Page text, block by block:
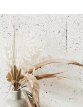
Haut «
En grés
10,00€